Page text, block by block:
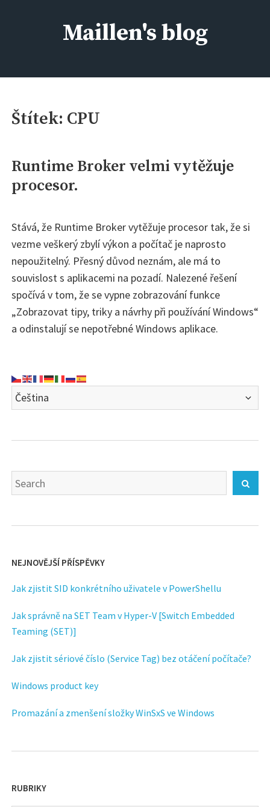
Maillen's blog
Štítek: CPU
Runtime Broker velmi vytěžuje
procesor.
Stává, že Runtime Broker vytěžuje procesor tak, že si
vezme veškerý zbylí výkon a počítač je naprosto
nepoužitelný. Přesný důvod neznám, ale má to
souvislost s aplikacemi na pozadí. Nalezené řešení
spočívá v tom, že se vypne zobrazování funkce
„Zobrazovat tipy, triky a návrhy při používání Windows“
a odinstalují se nepotřebné Windows aplikace.
Search
for:
NEJNOVĚJŠÍ PŘÍSPĚVKY
Jak zjistit SID konkrétního uživatele v PowerShellu
Jak správně na SET Team v Hyper-V [Switch Embedded
Teaming (SET)]
Jak zjistit sériové číslo (Service Tag) bez otáčení počítače?
Windows product key
Promazání a zmenšení složky WinSxS ve Windows
RUBRIKY